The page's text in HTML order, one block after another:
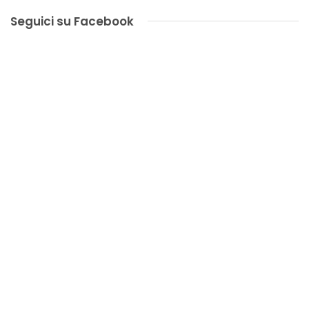
Seguici su Facebook